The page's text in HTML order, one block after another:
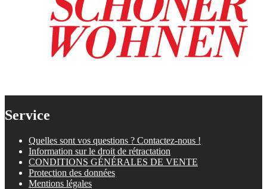
Service
Quelles sont vos questions ? Contactez-nous !
Information sur le droit de rétractation
CONDITIONS GÉNÉRALES DE VENTE
Protection des données
Mentions légales